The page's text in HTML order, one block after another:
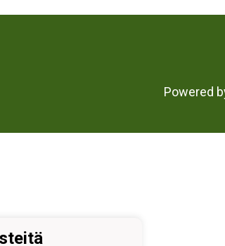
Powered